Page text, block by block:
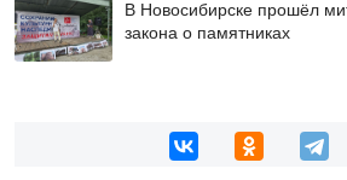
В Новосибирске прошёл
закона о памятниках